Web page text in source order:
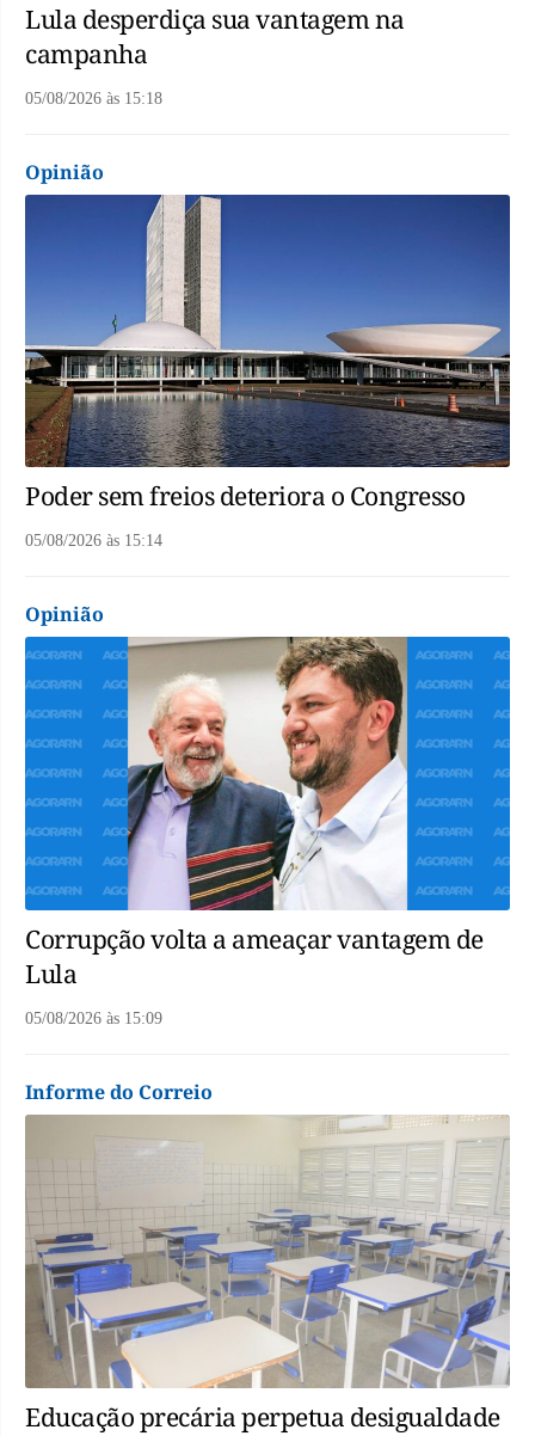
Lula desperdiça sua vantagem na
campanha
05/08/2026 às 15:18
Opinião
Poder sem freios deteriora o Congresso
05/08/2026 às 15:14
Opinião
Corrupção volta a ameaçar vantagem de
Lula
05/08/2026 às 15:09
Informe do Correio
Educação precária perpetua desigualdade